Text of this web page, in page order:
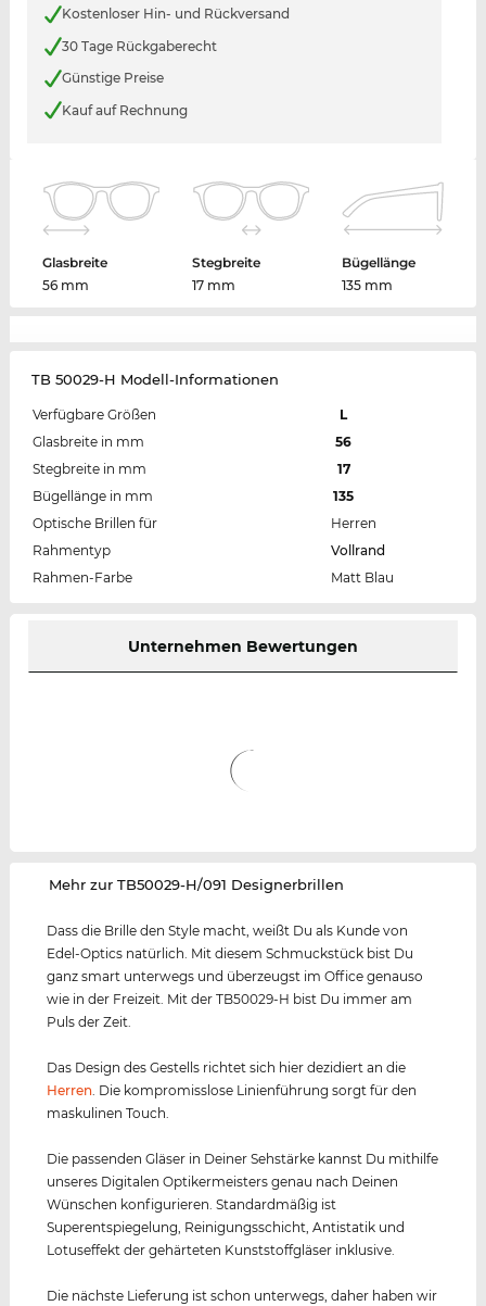
Kostenloser Hin- und Rückversand
30 Tage Rückgaberecht
Günstige Preise
Kauf auf Rechnung
Glasbreite
56 mm
Stegbreite
17 mm
Bügellänge
135 mm
TB 50029-H Modell-Informationen
Verfügbare Größen
L
Glasbreite in mm
56
Stegbreite in mm
17
Bügellänge in mm
135
Optische Brillen für
Herren
Rahmentyp
Vollrand
Rahmen-Farbe
Matt Blau
Unternehmen Bewertungen
‌Mehr zur TB50029-H/091 Designerbrillen
Dass die Brille den Style macht, weißt Du als Kunde von
Edel-Optics natürlich. Mit diesem Schmuckstück bist Du
ganz smart unterwegs und überzeugst im Office genauso
wie in der Freizeit. Mit der TB50029-H bist Du immer am
Puls der Zeit.
Das Design des Gestells richtet sich hier dezidiert an die
Herren. Die kompromisslose Linienführung sorgt für den
maskulinen Touch.
Die passenden Gläser in Deiner Sehstärke kannst Du mithilfe
unseres Digitalen Optikermeisters genau nach Deinen
Wünschen konfigurieren. Standardmäßig ist
Superentspiegelung, Reinigungsschicht, Antistatik und
Lotuseffekt der gehärteten Kunststoffgläser inklusive.
Die nächste Lieferung ist schon unterwegs, daher haben wir